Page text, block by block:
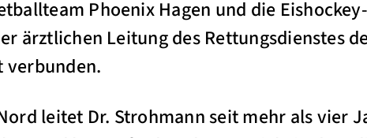
Phoenix Hagen und die
ärztlichen Leitung des Rettungsdienstes
verbunden.
leitet Dr. Strohmann seit mehr als vier